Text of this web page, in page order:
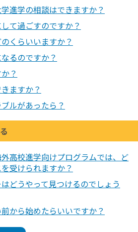
進学の相談はできますか？
て過ごすのですか？
くらいいますか？
るのですか？
？
ますか？
ルがあったら？
高校進学向けプログラムでは、ど
受けられますか？
どうやって見つけるのでしょう
から始めたらいいですか？